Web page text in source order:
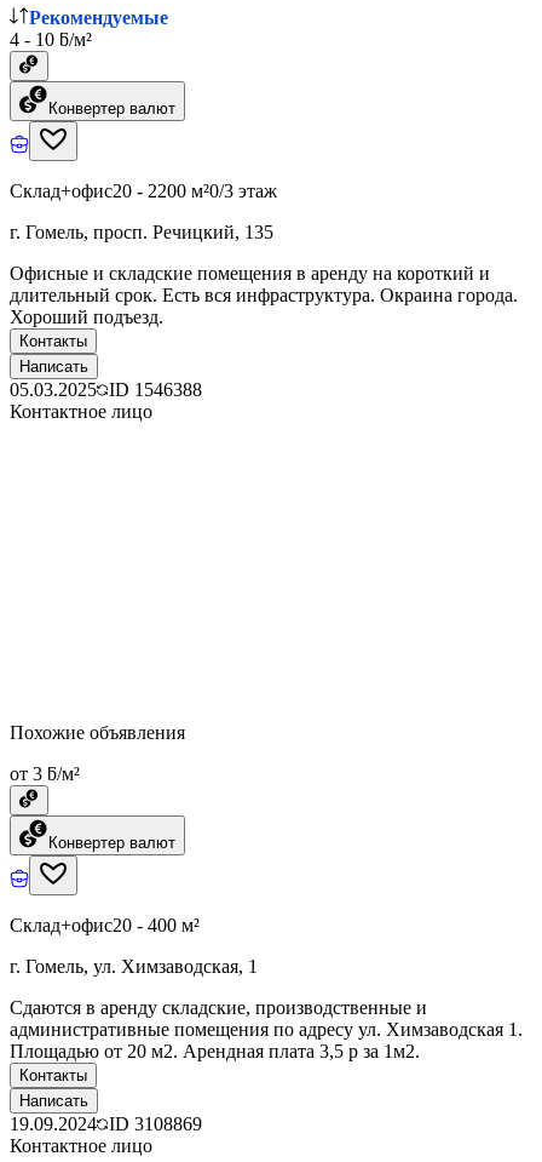
Рекомендуемые
4 - 10 ƃ/м²
Конвертер валют
Склад+офис20 - 2200 м²0/3 этаж
г. Гомель, просп. Речицкий, 135
Офисные и складские помещения в аренду на короткий и
длительный срок. Есть вся инфраструктура. Окраина города.
Хороший подъезд.
Контакты
Написать
05.03.2025 ID 1546388
Контактное лицо
Похожие объявления
от 3 ƃ/м²
Конвертер валют
Склад+офис20 - 400 м²
г. Гомель, ул. Химзаводская, 1
Сдаются в аренду складские, производственные и
административные помещения по адресу ул. Химзаводская 1.
Площадью от 20 м2. Арендная плата 3,5 р за 1м2.
Контакты
Написать
19.09.2024 ID 3108869
Контактное лицо